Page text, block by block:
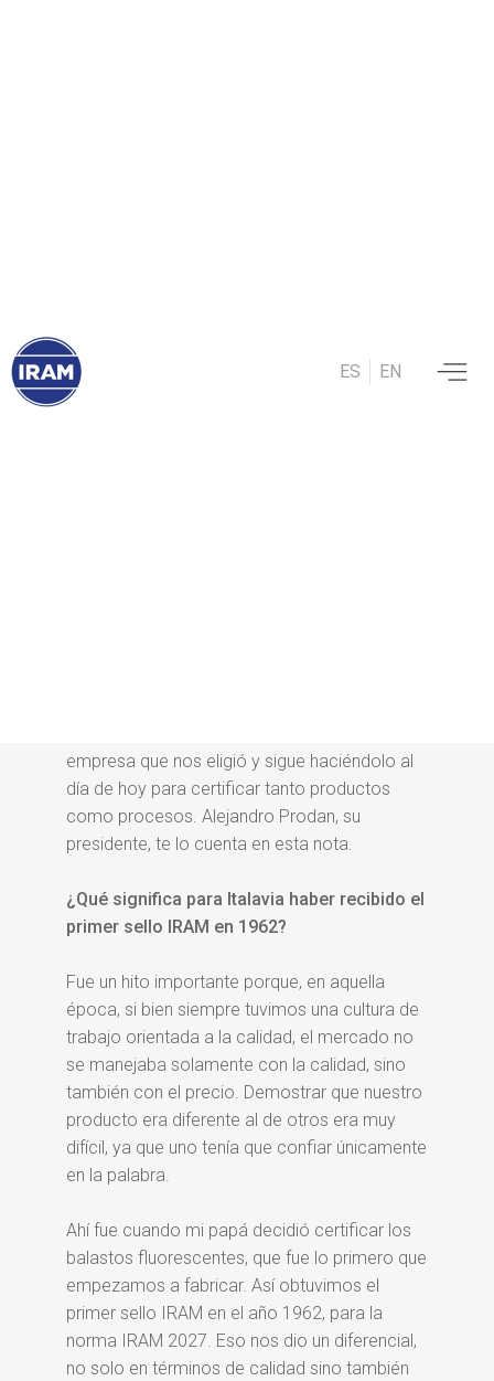
ES EN
empresa que nos eligió y sigue haciéndolo al
día de hoy para certificar tanto productos
como procesos. Alejandro Prodan, su
presidente, te lo cuenta en esta nota.
¿Qué significa para Italavia haber recibido el
primer sello IRAM en 1962?
Fue un hito importante porque, en aquella
época, si bien siempre tuvimos una cultura de
trabajo orientada a la calidad, el mercado no
se manejaba solamente con la calidad, sino
también con el precio. Demostrar que nuestro
producto era diferente al de otros era muy
difícil, ya que uno tenía que confiar únicamente
en la palabra.
Ahí fue cuando mi papá decidió certificar los
balastos fluorescentes, que fue lo primero que
empezamos a fabricar. Así obtuvimos el
primer sello IRAM en el año 1962, para la
norma IRAM 2027. Eso nos dio un diferencial,
no solo en términos de calidad sino también